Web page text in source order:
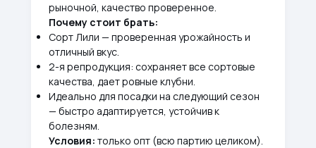
рыночной, качество проверенное.
Почему стоит брать:
Сорт Лили — проверенная урожайность и
отличный вкус.
2-я репродукция: сохраняет все сортовые
качества, дает ровные клубни.
Идеально для посадки на следующий сезон
— быстро адаптируется, устойчив к
болезням.
Условия: только опт (всю партию целиком).